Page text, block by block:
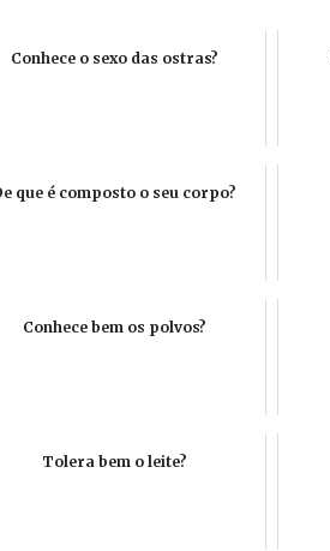
Conhece o sexo das ostras?
que é composto o seu corpo?
Conhece bem os polvos?
Tolera bem o leite?